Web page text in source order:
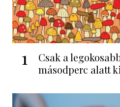
1
Csak a
másodperc alatt